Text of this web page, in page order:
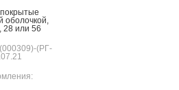
обо­лоч­кой,
28 или 56
(РГ-